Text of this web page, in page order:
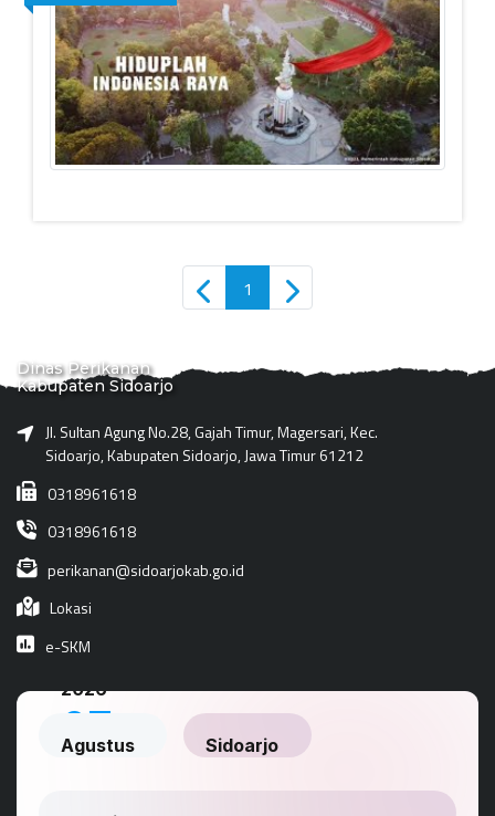
1
Dinas Perikanan
Kabupaten Sidoarjo
Jl. Sultan Agung No.28, Gajah Timur, Magersari, Kec.
Sidoarjo, Kabupaten Sidoarjo, Jawa Timur 61212
0318961618
0318961618
perikanan@sidoarjokab.go.id
Lokasi
e-SKM